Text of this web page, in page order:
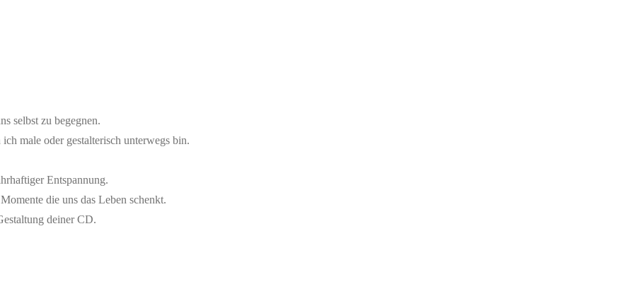
selbst zu begegnen.
male oder gestalterisch unterwegs bin.
Entspannung.
die uns das Leben schenkt.
deiner CD.